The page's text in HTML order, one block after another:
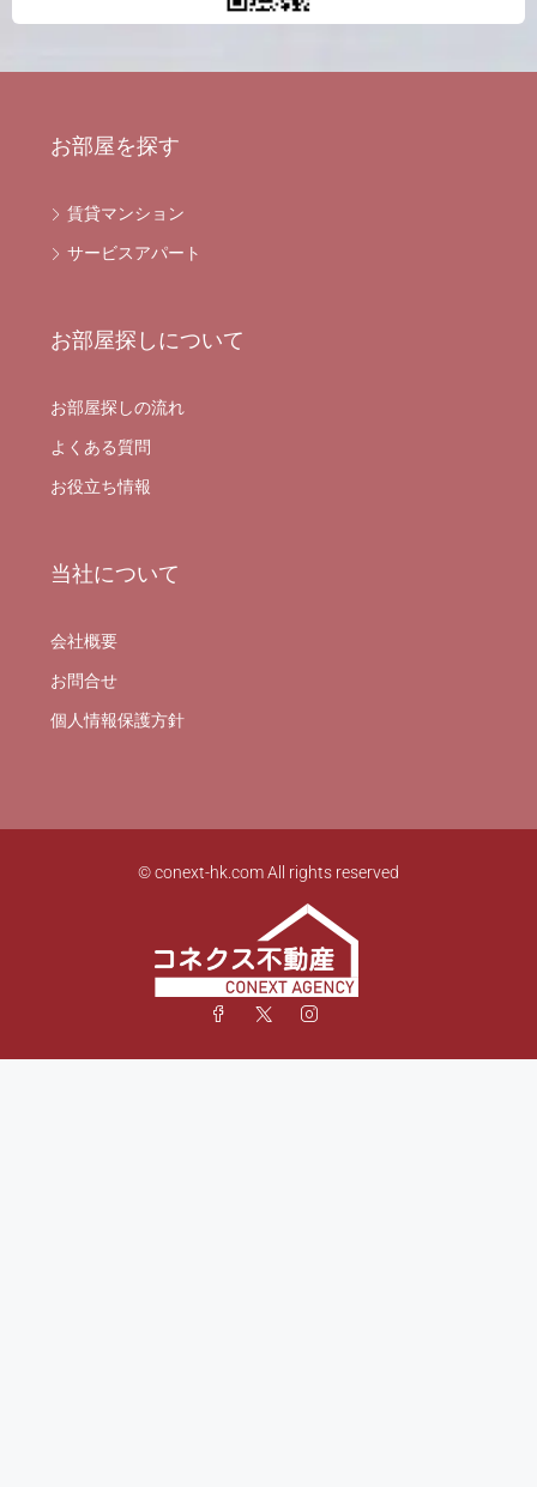
お部屋を探す
賃貸マンション
サービスアパート
お部屋探しについて
お部屋探しの流れ
よくある質問
お役立ち情報
当社について
会社概要
お問合せ
個人情報保護方針
© conext-hk.com All rights reserved